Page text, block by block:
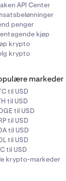
API Center
penger
kjøp
krypto
krypto
markeder
til USD
til USD
til USD
til USD
til USD
til USD
til USD
krypto-markeder